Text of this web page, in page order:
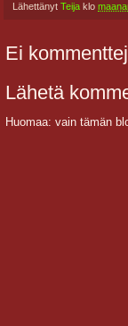
Lähettänyt Teija klo
Ei
Lähetä
Huomaa: vain tämän